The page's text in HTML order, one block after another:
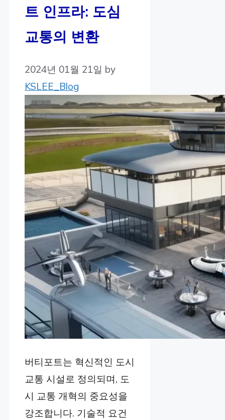
트 인프라: 도심
교통의 변환
2024년 01월 21일 by
KSLEE_Blog
버티포트는 혁신적인 도시
교통 시설로 정의되며, 도
시 교통 개혁의 중요성을
강조합니다. 기술적 요건